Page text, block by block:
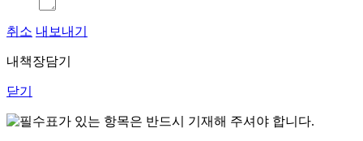
취소 내보내기
내책장담기
닫기
표가 있는 항목은 반드시 기재해 주셔야 합니다.